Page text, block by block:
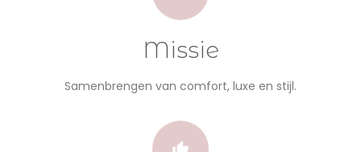
Missie
Samenbrengen van comfort, luxe en stijl.